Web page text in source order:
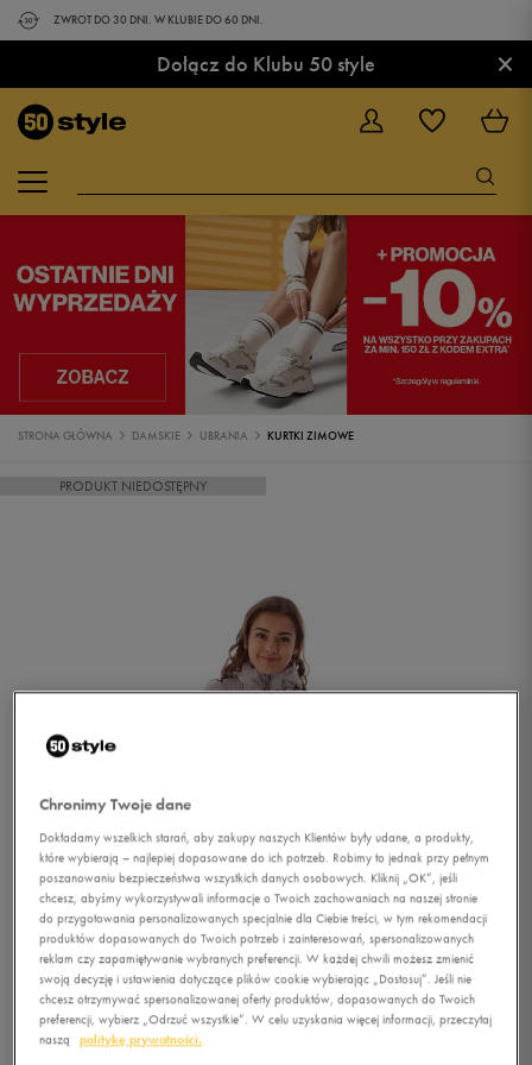
ZWROT DO 30 DNI. W KLUBIE DO 60 DNI.
Dołącz do Klubu 50 style ×
STRONA GŁÓWNA DAMSKIE UBRANIA KURTKI ZIMOWE
PRODUKT NIEDOSTĘPNY
Chronimy Twoje dane
Dokładamy wszelkich starań, aby zakupy naszych Klientów były udane, a produkty,
które wybierają – najlepiej dopasowane do ich potrzeb. Robimy to jednak przy pełnym
poszanowaniu bezpieczeństwa wszystkich danych osobowych. Kliknij „OK”, jeśli
chcesz, abyśmy wykorzystywali informacje o Twoich zachowaniach na naszej stronie
do przygotowania personalizowanych specjalnie dla Ciebie treści, w tym rekomendacji
produktów dopasowanych do Twoich potrzeb i zainteresowań, spersonalizowanych
reklam czy zapamiętywanie wybranych preferencji. W każdej chwili możesz zmienić
swoją decyzję i ustawienia dotyczące plików cookie wybierając „Dostosuj”. Jeśli nie
chcesz otrzymywać spersonalizowanej oferty produktów, dopasowanych do Twoich
preferencji, wybierz „Odrzuć wszystkie”. W celu uzyskania więcej informacji, przeczytaj
naszą
politykę prywatności.